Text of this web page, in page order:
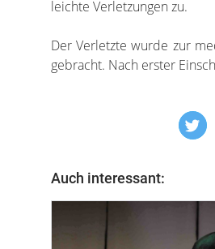
leichte Verletzungen zu.
Der Verletzte wurde zur
gebracht. Nach erster
Auch interessant: